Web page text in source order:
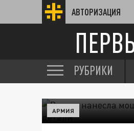
АВТОРИЗАЦИЯ
РУБРИКИ
АРМИЯ